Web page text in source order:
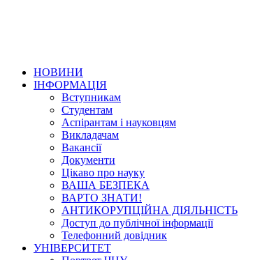
НОВИНИ
ІНФОРМАЦІЯ
Вступникам
Студентам
Аспірантам і науковцям
Викладачам
Вакансії
Документи
Цікаво про науку
ВАША БЕЗПЕКА
ВАРТО ЗНАТИ!
АНТИКОРУПЦІЙНА ДІЯЛЬНІСТЬ
Доступ до публічної інформації
Телефонний довідник
УНІВЕРСИТЕТ